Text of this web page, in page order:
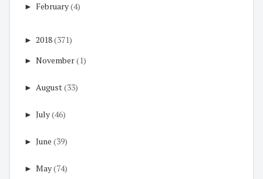
► February(4)
► 2018(371)
► November(1)
► August(33)
► July(46)
► June (39)
► May(74)